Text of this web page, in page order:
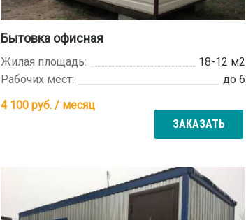
Бытовка офисная
Жилая площадь:
18-12 м2
Рабочих мест:
до 6
4 100руб. / месяц
ЗАКАЗАТЬ